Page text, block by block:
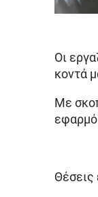
Οι
κοντά
Με
Θέσεις